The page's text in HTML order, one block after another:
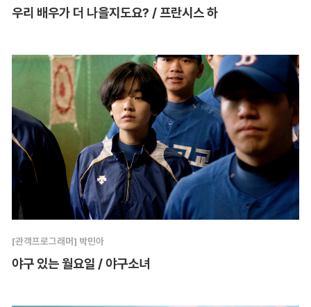
우리 배우가 더 나을지도요? / 프란시스 하
[관객프로그래머] 박민아
야구 있는 월요일 / 야구소녀